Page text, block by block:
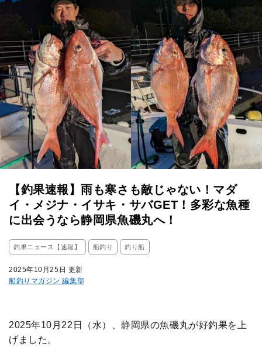
【釣果速報】雨も寒さも敵じゃない！マダ
イ・メジナ・イサキ・サバGET！多彩な魚種
に出会うなら静岡県魚磯丸へ！
釣果ニュース【速報】 船釣り 釣り船
2025年10月25日 更新
船釣りマガジン 編集部
2025年10月22日（水）、静岡県の魚磯丸が好釣果を上
げました。